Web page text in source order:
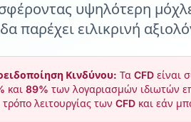
υψηλότερη
παρέχει ειλικρινή
Κινδύνου: Τα CFD είναι
και 89% των λογαριασμών ιδιωτών
τρόπο λειτουργίας των CFD και εάν